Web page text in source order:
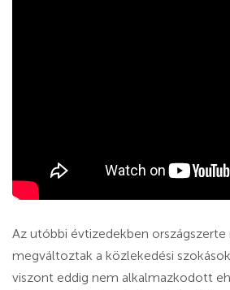
Az utóbbi évtizedekben
megváltoztak a közlekedési
viszont eddig nem alkalmazkodott